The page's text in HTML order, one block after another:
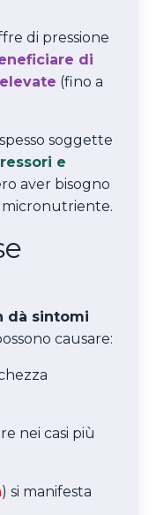
di pressione
di
(fino a
soggette
e
aver bisogno
dà sintomi
causare:
nei casi più
) si manifesta